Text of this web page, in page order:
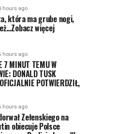
hours ago
która ma grube nogi,
więcej
hours ago
7 MINUT TEMU W
DONALD TUSK
POTWIERDZIŁ,
hours ago
Zełenskiego na
obiecuje Polsce